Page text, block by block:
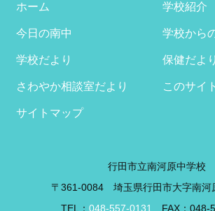
ホーム 学校紹介
今日の南中 学校から
学校だより 保健だより
さわやか相談室だより このサイ
サイトマップ
行田市立南河原中学校
〒361-0084 埼玉県行田市大字南河
TEL： 048-557-0131 FAX：048-